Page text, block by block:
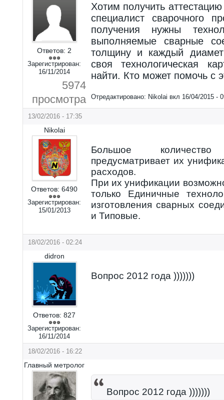
Ответов: 2
Зарегистрирован:
16/11/2014
Хотим получить
специалист сварочного
получения нужны
выполняемые сварные
толщину и каждый
своя технологическая
найти. Кто может помочь с
Отредактировано: Nikolai вкл 16/04/2015 -
5974
просмотра
13/02/2016 - 17:35
Nikolai
Ответов: 6490
Зарегистрирован:
15/01/2013
Большое
предусматривает их
расходов.
При их унификации
только Единичные
изготовления сварных
и Типовые.
18/02/2016 - 02:24
didron
Ответов: 827
Зарегистрирован:
16/11/2014
Вопрос 2012 года )))))))
18/02/2016 - 16:22
Главный метролог
Вопрос 2012 года )))))))